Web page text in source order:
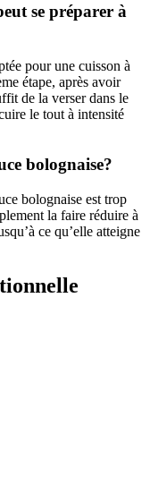
se préparer à
pour une cuisson à
étape, après avoir
de la verser dans le
le tout à intensité
bolognaise?
bolognaise est trop
la faire réduire à
ce qu’elle atteigne